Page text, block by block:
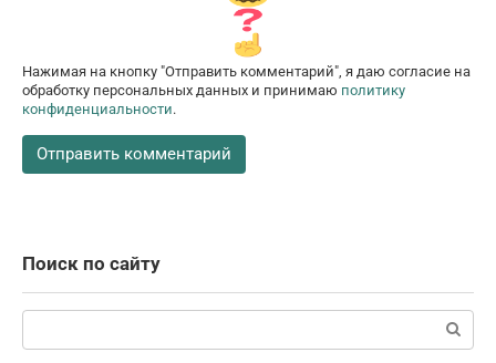
Нажимая на кнопку "Отправить комментарий", я даю согласие на
обработку персональных данных и принимаю политику
конфиденциальности.
Поиск по сайту
Поиск: